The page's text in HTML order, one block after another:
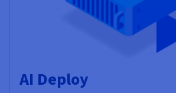
AI Deploy